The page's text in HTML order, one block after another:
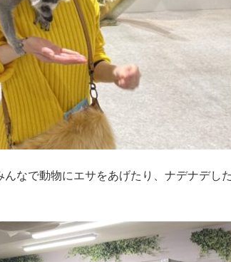
なで動物にエサをあげたり、ナデナデし